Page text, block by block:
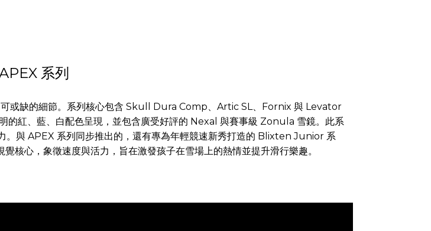
系列
可或缺的細節。系列核心包含 Skull Dura Comp、Artic SL、Fornix 與 Levator
紅、藍、白配色呈現，並包含廣受好評的 Nexal 與賽事級 Zonula 雪鏡。此系
。與 APEX 系列同步推出的，還有專為年輕競速新秀打造的 Blixten Junior 系
核心，象徵速度與活力，旨在激發孩子在雪場上的熱情並提升滑行樂趣。